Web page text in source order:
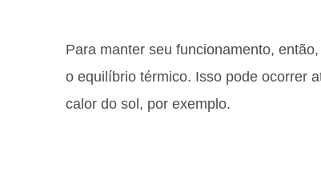
Para manter seu funcionamento,
o equilíbrio térmico. Isso pode ocorrer
calor do sol, por exemplo.